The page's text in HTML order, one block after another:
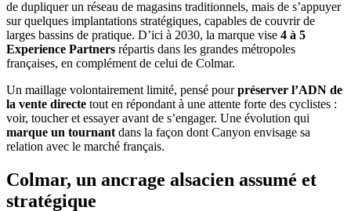
de dupliquer un réseau de magasins traditionnels, mais de s’appuyer
sur quelques implantations stratégiques, capables de couvrir de
larges bassins de pratique. D’ici à 2030, la marque vise 4 à 5
Experience Partners répartis dans les grandes métropoles
françaises, en complément de celui de Colmar.
Un maillage volontairement limité, pensé pourpréserver l’ADN de
la vente directe tout en répondant à une attente forte des cyclistes :
voir, toucher et essayer avant de s’engager. Une évolution qui
marque un tournant dans la façon dont Canyon envisage sa
relation avec le marché français.
Colmar, un ancrage alsacien assumé et
stratégique